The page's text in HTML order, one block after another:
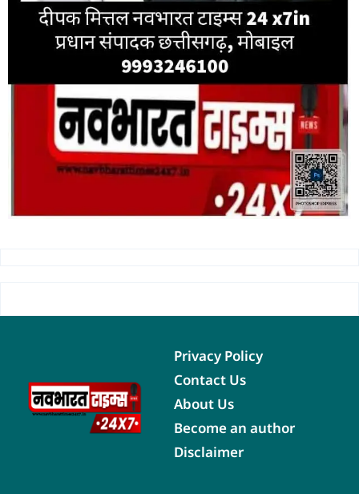
Privacy Policy
Contact Us
About Us
Become an author
Disclaimer